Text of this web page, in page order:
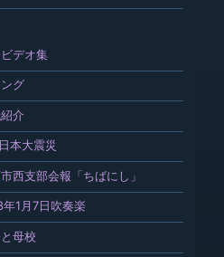
デオ集
グ
介
本大震災
西支部会報「ちばにし」
1月7日吹奏楽
母校